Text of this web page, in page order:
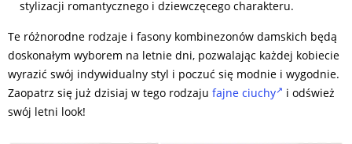
stylizacji romantycznego i dziewczęcego charakteru.
Te różnorodne rodzaje i fasony kombinezonów damskich będą
doskonałym wyborem na letnie dni, pozwalając każdej kobiecie
wyrazić swój indywidualny styl i poczuć się modnie i wygodnie.
Zaopatrz się już dzisiaj w tego rodzaju fajne ciuchy
i odśwież
swój letni look!